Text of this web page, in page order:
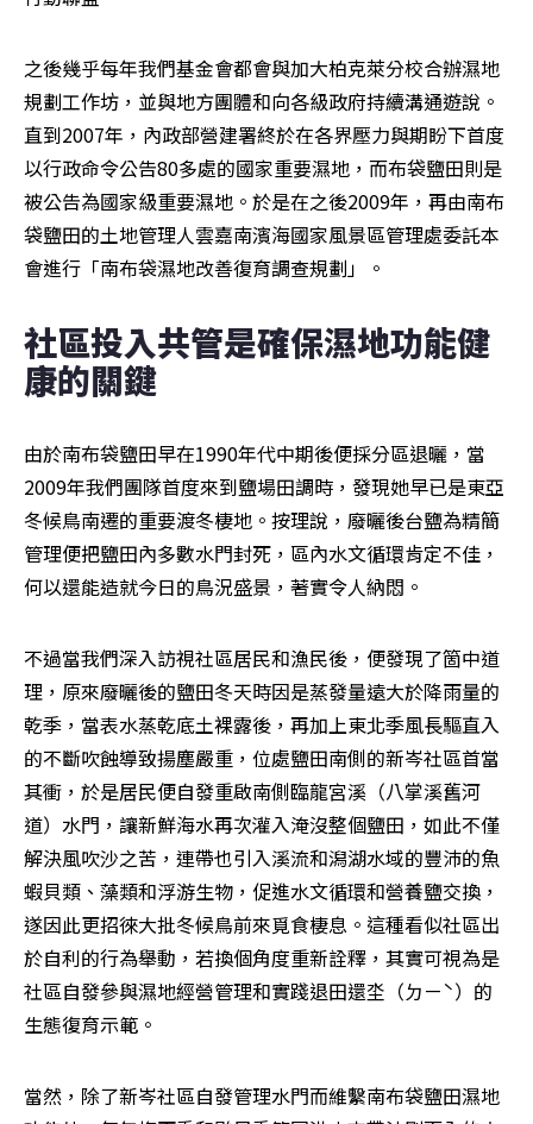
之後幾乎每年我們基金會都會與加大柏克萊分校合辦濕地
規劃工作坊，並與地方團體和向各級政府持續溝通遊說。
直到2007年，內政部營建署終於在各界壓力與期盼下首度
以行政命令公告80多處的國家重要濕地，而布袋鹽田則是
被公告為國家級重要濕地。於是在之後2009年，再由南布
袋鹽田的土地管理人雲嘉南濱海國家風景區管理處委託本
會進行「南布袋濕地改善復育調查規劃」。
社區投入共管是確保濕地功能健
康的關鍵
由於南布袋鹽田早在1990年代中期後便採分區退曬，當
2009年我們團隊首度來到鹽場田調時，發現她早已是東亞
冬候鳥南遷的重要渡冬棲地。按理說，廢曬後台鹽為精簡
管理便把鹽田內多數水門封死，區內水文循環肯定不佳，
何以還能造就今日的鳥況盛景，著實令人納悶。
不過當我們深入訪視社區居民和漁民後，便發現了箇中道
理，原來廢曬後的鹽田冬天時因是蒸發量遠大於降雨量的
乾季，當表水蒸乾底土裸露後，再加上東北季風長驅直入
的不斷吹蝕導致揚塵嚴重，位處鹽田南側的新岑社區首當
其衝，於是居民便自發重啟南側臨龍宮溪（八掌溪舊河
道）水門，讓新鮮海水再次灌入淹沒整個鹽田，如此不僅
解決風吹沙之苦，連帶也引入溪流和潟湖水域的豐沛的魚
蝦貝類、藻類和浮游生物，促進水文循環和營養鹽交換，
遂因此更招徠大批冬候鳥前來覓食棲息。這種看似社區出
於自利的行為舉動，若換個角度重新詮釋，其實可視為是
社區自發參與濕地經營管理和實踐退田還坔（ㄉㄧˋ）的
生態復育示範。
當然，除了新岑社區自發管理水門而維繫南布袋鹽田濕地